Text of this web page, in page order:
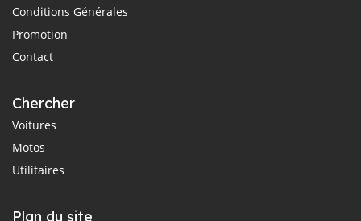
Conditions Générales
Promotion
Contact
Chercher
Voitures
Motos
Utilitaires
Plan du site